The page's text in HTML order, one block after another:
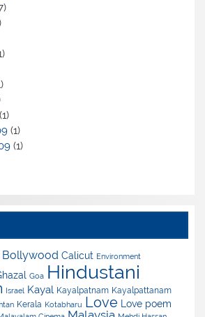
(1)
(1)
Bollywood Calicut Environment
Goa Hindustani
Israel Kayal Kayalpatnam Kayalpattanam
Kerala Kotabharu Love Love poem